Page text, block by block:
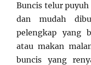
Buncis telur
dan mudah
pelengkap yang
atau makan
buncis yang